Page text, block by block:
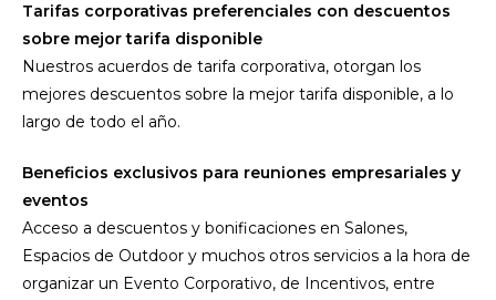
Tarifas corporativas preferenciales con descuentos
sobre mejor tarifa disponible
Nuestros acuerdos de tarifa corporativa, otorgan los
mejores descuentos sobre la mejor tarifa disponible, a lo
largo de todo el año.
Beneficios exclusivos para reuniones empresariales y
eventos
Acceso a descuentos y bonificaciones en Salones,
Espacios de Outdoor y muchos otros servicios a la hora de
organizar un Evento Corporativo, de Incentivos, entre